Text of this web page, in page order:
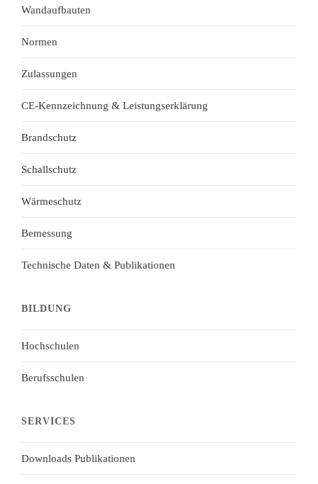
Wandaufbauten
Normen
Zulassungen
CE-Kennzeichnung & Leistungserklärung
Brandschutz
Schallschutz
Wärmeschutz
Bemessung
Technische Daten & Publikationen
BILDUNG
Hochschulen
Berufsschulen
SERVICES
Downloads Publikationen